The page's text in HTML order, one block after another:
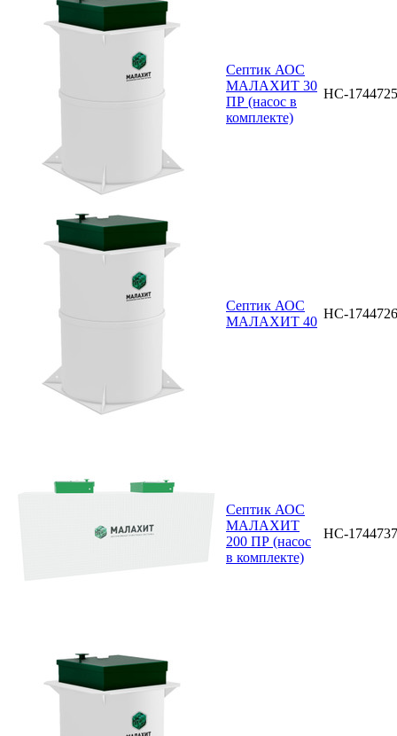
Септик АОС
МАЛАХИТ 30
ПР (насос в
комплекте)
НС-1744725
Септик АОС
МАЛАХИТ 40
НС-1744726
Септик АОС
МАЛАХИТ
200 ПР (насос
в комплекте)
НС-1744737